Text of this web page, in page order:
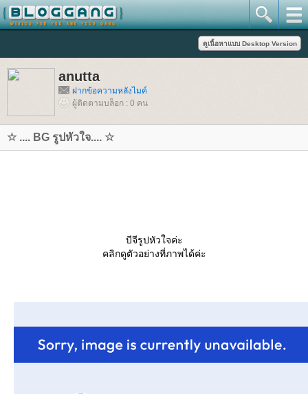
anutta
ฝากข้อความหลังไมค์
ผู้ติดตามบล็อก : 0 คน
☆ .... BG รูปหัวใจ.... ☆
บีจีรูปหัวใจค่ะ
คลิกดูตัวอย่างที่ภาพได้ค่ะ